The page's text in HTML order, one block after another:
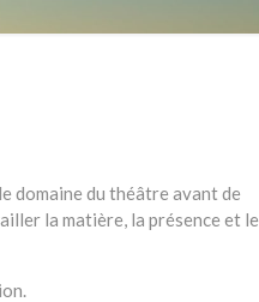
domaine du théâtre avant de
la matière, la présence et le